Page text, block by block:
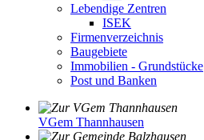
Lebendige Zentren
ISEK
Firmenverzeichnis
Baugebiete
Immobilien - Grundstücke
Post und Banken
VGem Thannhausen